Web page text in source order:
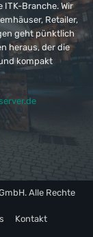
ITK-Branche. Wir
Retailer,
geht pünktlich
heraus, der die
kompakt
Alle Rechte
Kontakt